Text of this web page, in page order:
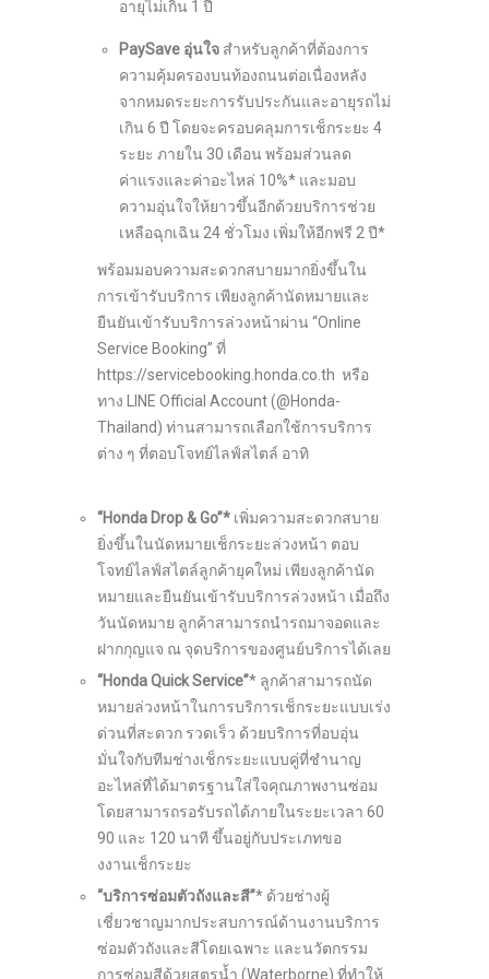
อายุไม่เกิน 1 ปี
PaySave อุ่นใจ สำหรับลูกค้าที่ต้องการ
ความคุ้มครองบนท้องถนนต่อเนื่องหลัง
จากหมดระยะการรับประกันและอายุรถไม่
เกิน 6 ปี โดยจะครอบคลุมการเช็กระยะ 4
ระยะ ภายใน 30 เดือน พร้อมส่วนลด
ค่าแรงและค่าอะไหล่ 10%* และมอบ
ความอุ่นใจให้ยาวขึ้นอีกด้วยบริการช่วย
เหลือฉุกเฉิน 24 ชั่วโมง เพิ่มให้อีกฟรี 2 ปี*
พร้อมมอบความสะดวกสบายมากยิ่งขึ้นใน
การเข้ารับบริการ เพียงลูกค้านัดหมายและ
ยืนยันเข้ารับบริการล่วงหน้าผ่าน “Online
Service Booking” ที่
https://servicebooking.honda.co.th หรือ
ทาง LINE Official Account (@Honda-
Thailand) ท่านสามารถเลือกใช้การบริการ
ต่าง ๆ ที่ตอบโจทย์ไลฟ์สไตล์ อาทิ
“Honda Drop & Go”* เพิ่มความสะดวกสบาย
ยิ่งขึ้นในนัดหมายเช็กระยะล่วงหน้า ตอบ
โจทย์ไลฟ์สไตล์ลูกค้ายุคใหม่ เพียงลูกค้านัด
หมายและยืนยันเข้ารับบริการล่วงหน้า เมื่อถึง
วันนัดหมาย ลูกค้าสามารถนำรถมาจอดและ
ฝากกุญแจ ณ จุดบริการของศูนย์บริการได้เลย
“Honda Quick Service”* ลูกค้าสามารถนัด
หมายล่วงหน้าในการบริการเช็กระยะแบบเร่ง
ด่วนที่สะดวก รวดเร็ว ด้วยบริการที่อบอุ่น
มั่นใจกับทีมช่างเช็กระยะแบบคู่ที่ชำนาญ
อะไหล่ที่ได้มาตรฐานใส่ใจคุณภาพงานซ่อม
โดยสามารถรอรับรถได้ภายในระยะเวลา 60
90 และ 120 นาที ขึ้นอยู่กับประเภทขอ
งงานเช็กระยะ
“บริการซ่อมตัวถังและสี”* ด้วยช่างผู้
เชี่ยวชาญมากประสบการณ์ด้านงานบริการ
ซ่อมตัวถังและสีโดยเฉพาะ และนวัตกรรม
การซ่อมสีด้วยสูตรน้ำ (Waterborne) ที่ทำให้